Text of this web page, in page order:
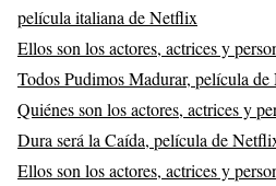
película italiana de Netflix
Ellos son los actores, actrices y
Todos Pudimos Madurar, película
Quiénes son los actores, actrices y
Dura será la Caída, película de
Ellos son los actores, actrices y